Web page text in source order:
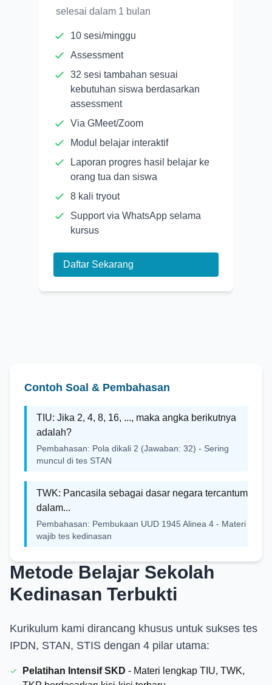
selesai dalam 1 bulan
10 sesi/minggu
Assessment
32 sesi tambahan sesuai
kebutuhan siswa berdasarkan
assessment
Via GMeet/Zoom
Modul belajar interaktif
Laporan progres hasil belajar ke
orang tua dan siswa
8 kali tryout
Support via WhatsApp selama
kursus
Daftar Sekarang
Contoh Soal & Pembahasan
TIU: Jika 2, 4, 8, 16, ..., maka angka berikutnya
adalah?
Pembahasan: Pola dikali 2 (Jawaban: 32) - Sering
muncul di tes STAN
TWK: Pancasila sebagai dasar negara tercantum
dalam...
Pembahasan: Pembukaan UUD 1945 Alinea 4 - Materi
wajib tes kedinasan
Metode Belajar Sekolah
Kedinasan Terbukti
Kurikulum kami dirancang khusus untuk sukses tes
IPDN, STAN, STIS dengan 4 pilar utama:
Pelatihan Intensif SKD - Materi lengkap TIU, TWK,